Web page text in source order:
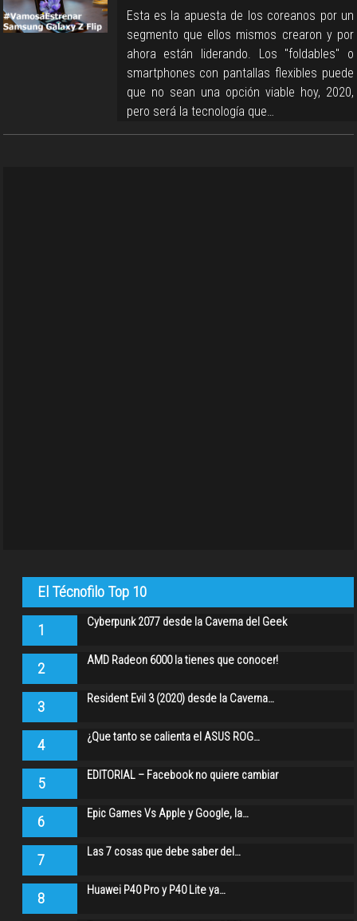
Esta es la apuesta de los coreanos por un
segmento que ellos mismos crearon y por
ahora están liderando. Los "foldables" o
smartphones con pantallas flexibles puede
que no sean una opción viable hoy, 2020,
pero será la tecnología que…
El Técnofilo Top 10
1 Cyberpunk 2077 desde la Caverna del Geek
2 AMD Radeon 6000 la tienes que conocer!
3 Resident Evil 3 (2020) desde la Caverna…
4 ¿Que tanto se calienta el ASUS ROG…
5 EDITORIAL – Facebook no quiere cambiar
6 Epic Games Vs Apple y Google, la…
7 Las 7 cosas que debe saber del…
8 Huawei P40 Pro y P40 Lite ya…